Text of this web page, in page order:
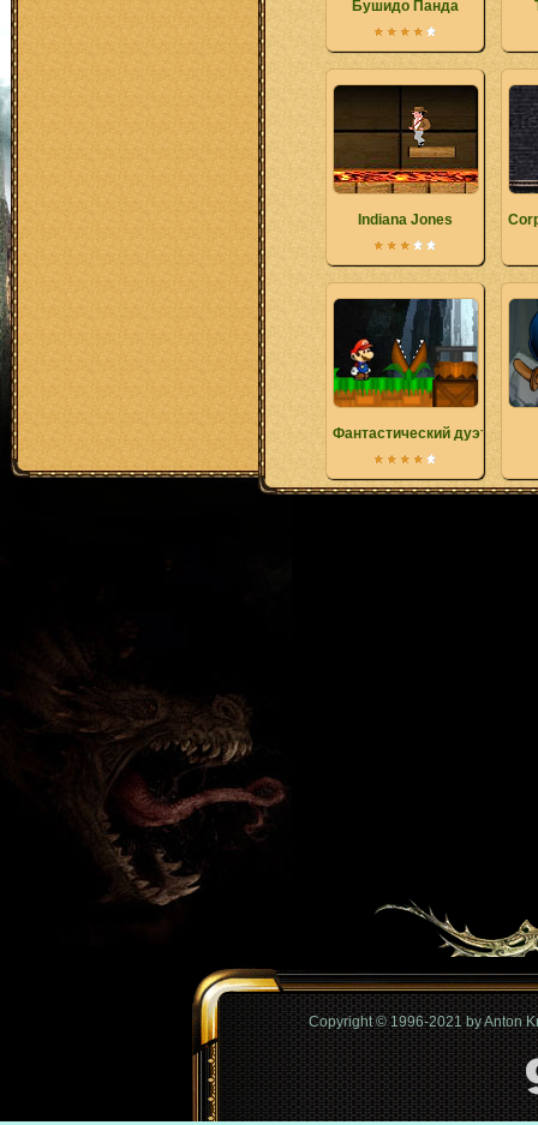
Бушидо Панда
Indiana Jones
Фантастический дуэт
Copyright © 1996-2021 by Anton